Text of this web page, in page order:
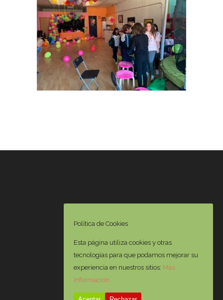
Política de Cookies
Esta página utiliza cookies y otras
tecnologías para que podamos mejorar su
experiencia en nuestros sitios: Más
información.